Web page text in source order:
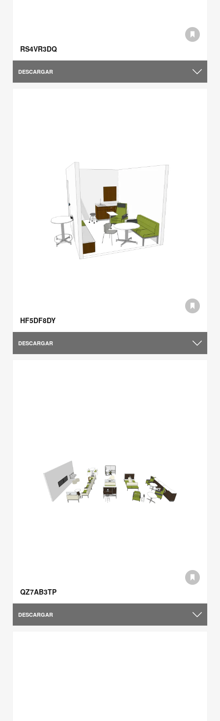
RS4VR3DQ
DESCARGAR
HF5DF8DY
DESCARGAR
QZ7AB3TP
DESCARGAR